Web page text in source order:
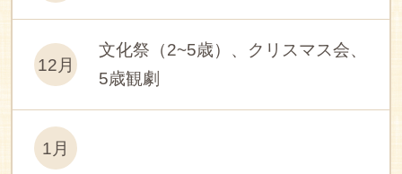
12月
文化祭（2~5歳）、クリスマス会、
5歳観劇
1月